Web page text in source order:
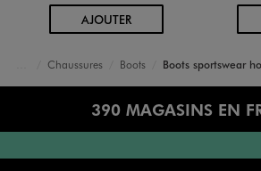
AJOUTERAU PANIER
AccueilChaussures Boots Boots sportswear
390 MAGASINS EN